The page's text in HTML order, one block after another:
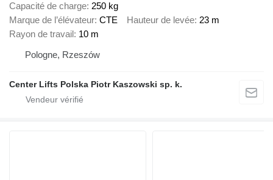
Capacité de charge 250 kg
Marque de l’élévateur CTE Hauteur de levée 23 m
Rayon de travail 10 m
Pologne, Rzeszów
Center Lifts Polska Piotr Kaszowski sp. k.